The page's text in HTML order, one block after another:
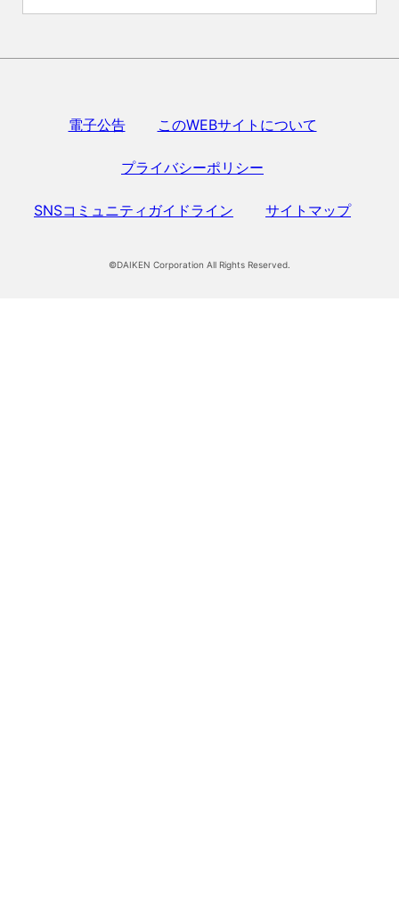
電子公告 このWEBサイトについて
プライバシーポリシー
SNSコミュニティガイドライン サイトマップ
©DAIKEN Corporation All Rights Reserved.